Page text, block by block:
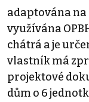
adaptována
využívána
chátrá a je
vlastník má
projektové
dům o 6